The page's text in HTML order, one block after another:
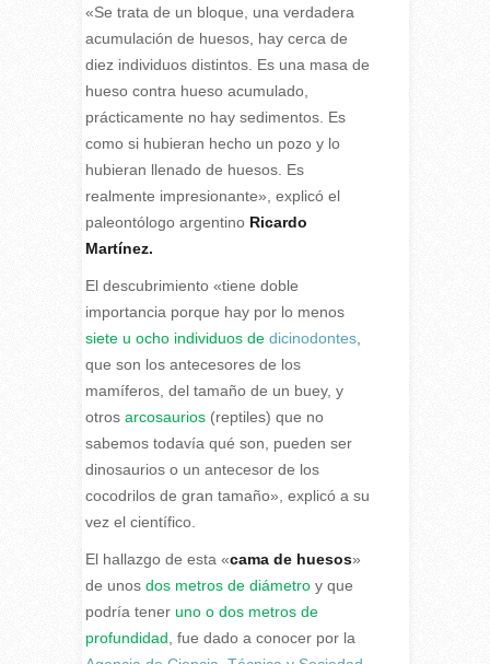
«Se trata de un bloque, una verdadera
acumulación de huesos, hay cerca de
diez individuos distintos. Es una masa de
hueso contra hueso acumulado,
prácticamente no hay sedimentos. Es
como si hubieran hecho un pozo y lo
hubieran llenado de huesos. Es
realmente impresionante», explicó el
paleontólogo argentino Ricardo
Martínez.
El descubrimiento «tiene doble
importancia porque hay por lo menos
siete u ocho individuos de dicinodontes,
que son los antecesores de los
mamíferos, del tamaño de un buey, y
otros arcosaurios(reptiles) que no
sabemos todavía qué son, pueden ser
dinosaurios o un antecesor de los
cocodrilos de gran tamaño», explicó a su
vez el científico.
El hallazgo de esta «cama de huesos»
de unos dos metros de diámetroy que
podría teneruno o dos metros de
profundidad , fue dado a conocer por la